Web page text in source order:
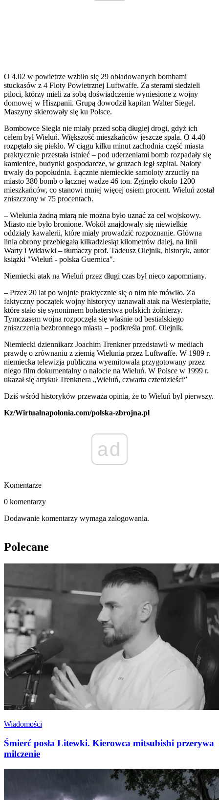
O 4.02 w powietrze wzbiło się 29 obładowanych bombami
stuckasów z 4 Floty Powietrznej Luftwaffe. Za sterami siedzieli
piloci, którzy mieli za sobą doświadczenie wyniesione z wojny
domowej w Hiszpanii. Grupą dowodził kapitan Walter Siegel.
Maszyny skierowały się ku Polsce.
Bombowce Siegla nie miały przed sobą długiej drogi, gdyż ich
celem był Wieluń. Większość mieszkańców jeszcze spała. O 4.40
rozpętało się piekło. W ciągu kilku minut zachodnia część miasta
praktycznie przestała istnieć – pod uderzeniami bomb rozpadały się
kamienice, budynki gospodarcze, w gruzach legł szpital. Naloty
trwały do popołudnia. Łącznie niemieckie samoloty zrzuciły na
miasto 380 bomb o łącznej wadze 46 ton. Zginęło około 1200
mieszkańców, co stanowi mniej więcej osiem procent. Wieluń został
zniszczony w 75 procentach.
– Wielunia żadną miarą nie można było uznać za cel wojskowy.
Miasto nie było bronione. Wokół znajdowały się niewielkie
oddziały kawalerii, które miały prowadzić rozpoznanie. Główna
linia obrony przebiegała kilkadziesiąt kilometrów dalej, na linii
Warty i Widawki – tłumaczy prof. Tadeusz Olejnik, historyk, autor
książki "Wieluń - polska Guernica".
Niemiecki atak na Wieluń przez długi czas był nieco zapomniany.
– Przez 20 lat po wojnie praktycznie się o nim nie mówiło. Za
faktyczny początek wojny historycy uznawali atak na Westerplatte,
które stało się synonimem bohaterstwa polskich żołnierzy.
Tymczasem wojna rozpoczęła się właśnie od bestialskiego
zniszczenia bezbronnego miasta – podkreśla prof. Olejnik.
Niemiecki dziennikarz Joachim Trenkner przedstawił w mediach
prawdę o zrównaniu z ziemią Wielunia przez Luftwaffe. W 1989 r.
niemiecka telewizja publiczna wyemitowała przygotowany przez
niego film dokumentalny o nalocie na Wieluń. W Polsce w 1999 r.
ukazał się artykuł Trenknera „Wieluń, czwarta czterdzieści”
Dziś wśród historyków przeważa opinia, że to Wieluń był pierwszy.
Kz/Wirtualnapolonia.com/polska-zbrojna.pl
ad
Komentarze
0 komentarzy
Dodawanie komentarzy wymaga zalogowania.
Polecane
Wiadomości
Śmierć posła Litewki. Kierowca mitsubishi przerywa
milczenie